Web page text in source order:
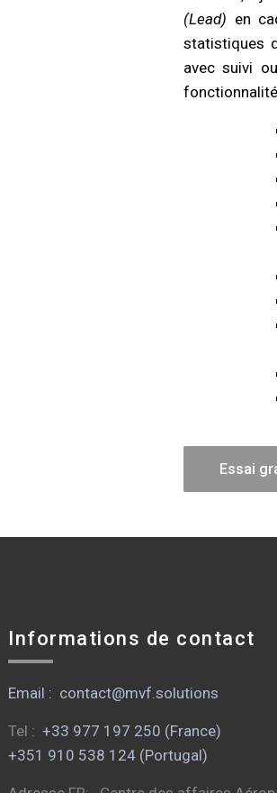
(Lead) en
statistiques
avec suivi
Essai
Informations de contact
Email : contact@mvf.solutions
Tel : +33 977 197 250 (France)
+351 910 538 124 (Portugal)